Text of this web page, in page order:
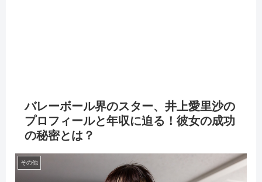
バレーボール界のスター、井上愛里沙の
プロフィールと年収に迫る！彼女の成功
の秘密とは？
その他